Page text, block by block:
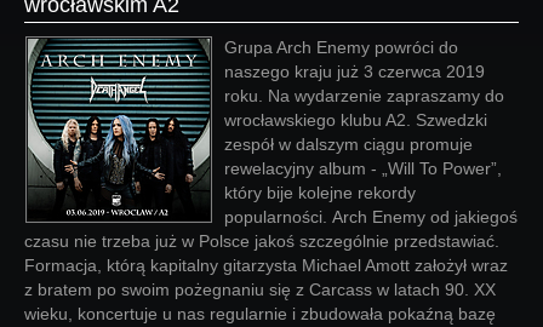
wrocławskim A2
Grupa Arch Enemy powróci do
naszego kraju już 3 czerwca 2019
roku. Na wydarzenie zapraszamy do
wrocławskiego klubu A2. Szwedzki
zespół w dalszym ciągu promuje
rewelacyjny album - „Will To Power”,
który bije kolejne rekordy
popularności. Arch Enemy od jakiegoś
czasu nie trzeba już w Polsce jakoś szczególnie przedstawiać.
Formacja, którą kapitalny gitarzysta Michael Amott założył wraz
z bratem po swoim pożegnaniu się z Carcass w latach 90. XX
wieku, koncertuje u nas regularnie i zbudowała pokaźną bazę